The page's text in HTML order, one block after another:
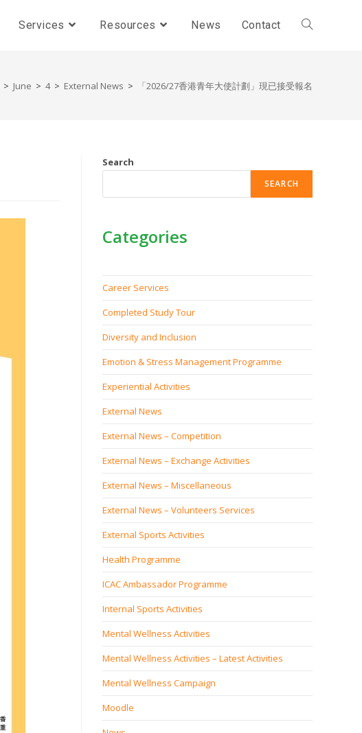
Services Resources News Contact
> June > 4 > External News > 「2026/27香港青年大使計劃」現已接受報名
Search
SEARCH
Categories
Career Services
Completed Study Tour
Diversity and Inclusion
Emotion & Stress Management Programme
Experiential Activities
External News
External News – Competition
External News – Exchange Activities
External News – Miscellaneous
External News – Volunteers Services
External Sports Activities
Health Programme
ICAC Ambassador Programme
Internal Sports Activities
Mental Wellness Activities
Mental Wellness Activities – Latest Activities
Mental Wellness Campaign
Moodle